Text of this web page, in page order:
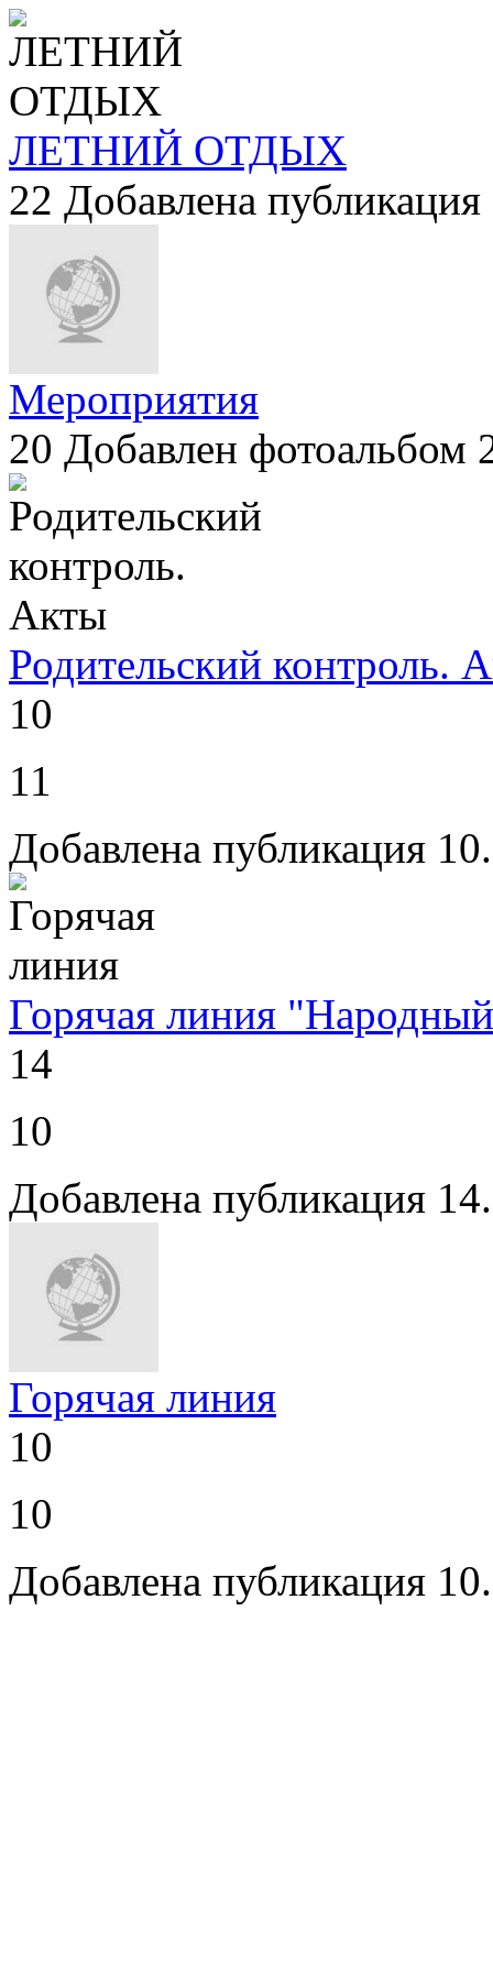
ЛЕТНИЙ ОТДЫХ
22 Добавлена
Мероприятия
20 Добавлен фотоальбом
Родительский контроль.
10
11
Добавлена публикация
Горячая линия
14
10
Добавлена публикация
Горячая линия
10
10
Добавлена публикация